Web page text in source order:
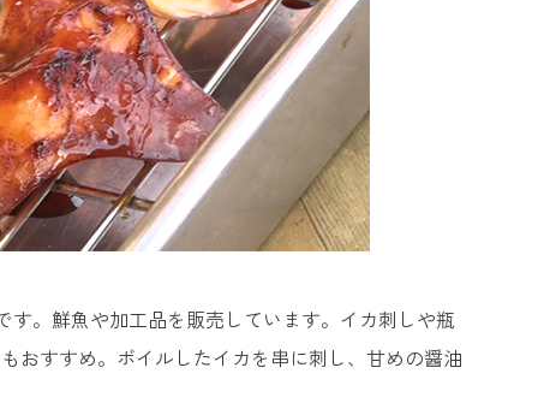
。鮮魚や加工品を販売しています。イカ刺しや瓶
おすすめ。ボイルしたイカを串に刺し、甘めの醤油